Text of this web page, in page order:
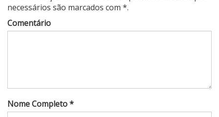
necessários são marcados com *.
Comentário
Nome Completo *